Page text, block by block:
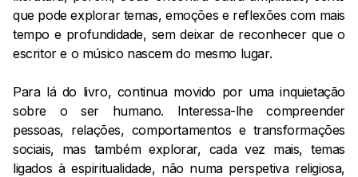
que pode explorar temas, emoções e reflexões com mais
tempo e profundidade, sem deixar de reconhecer que o
escritor e o músico nascem do mesmo lugar.
Para lá do livro, continua movido por uma inquietação
sobre o ser humano. Interessa-lhe compreender
pessoas, relações, comportamentos e transformações
sociais, mas também explorar, cada vez mais, temas
ligados à espiritualidade, não numa perspetiva religiosa,